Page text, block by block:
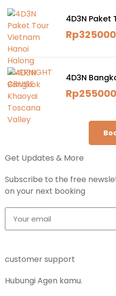
4D3N Paket
Halong
Rp
4D3N
Valley
Rp
Get Updates & More
Subscribe to the free
on your next booking
customer support
Hubungi Agen kamu.